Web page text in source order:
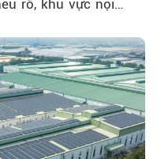
rõ, khu vực nội